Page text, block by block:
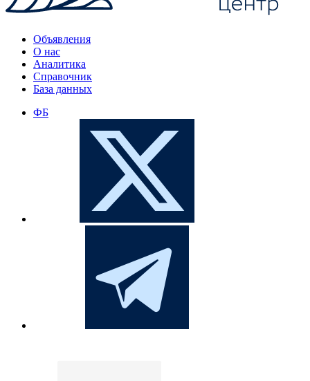
Объявления
О нас
Аналитика
Справочник
База данных
ФБ